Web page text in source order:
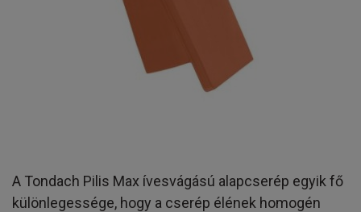
A Tondach Pilis Max ívesvágású alapcserép egyik fő
különlegessége, hogy a cserép élének homogén